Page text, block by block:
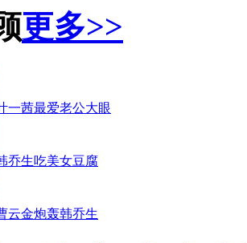
更多>>
一茜最爱老公大眼
乔生吃美女豆腐
云金炮轰韩乔生